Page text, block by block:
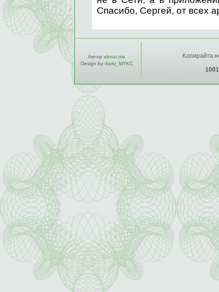
Спасибо, Сергей, от всех
Автор about me
Design by dady_MYKC
Kопирайта